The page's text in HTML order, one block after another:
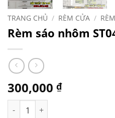
TRANG CHỦ / RÈM CỬA /
Rèm sáo nhôm
300,000 ₫
Rèm sáo nhôm ST04 số lượng